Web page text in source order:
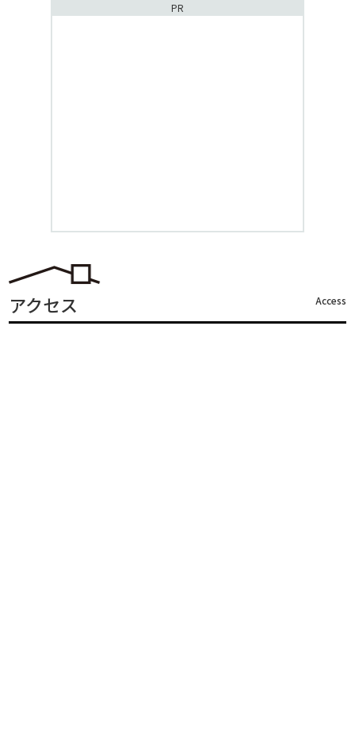
PR
アクセス Access